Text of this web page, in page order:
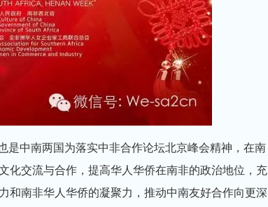
是中南两国为落实中非合作论坛北京峰会精神，在南
化交流与合作，提高华人华侨在南非的政治地位，充
和南非华人华侨的凝聚力，推动中南友好合作向更深